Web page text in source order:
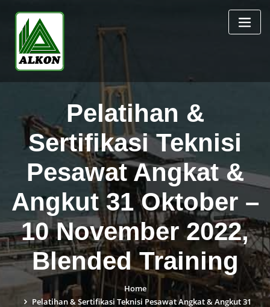
content
Pelatihan &
Sertifikasi Teknisi
Pesawat Angkat &
Angkut 31 Oktober –
10 November 2022,
Blended Training
Home
Pelatihan & Sertifikasi Teknisi Pesawat Angkat & Angkut 31